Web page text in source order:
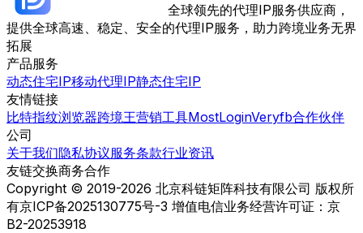
全球领先的代理IP服务供应商，
提供全球高速、稳定、安全的代理IP服务，助力跨境业务无界
拓展
产品服务
动态住宅IP移动代理IP静态住宅IP
友情链接
比特指纹浏览器跨境王营销工具MostLoginVeryfb合作伙伴
公司
关于我们隐私协议服务条款行业资讯
友链交换商务合作
Copyright © 2019-2026 北京科链矩阵科技有限公司 版权所
有京ICP备2025130775号-3 增值电信业务经营许可证：京
B2-20253918